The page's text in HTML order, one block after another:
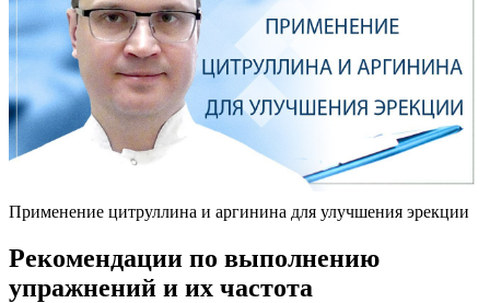
Применение цитруллина и аргинина для улучшения эрекции
Рекомендации по выполнению
упражнений и их частота